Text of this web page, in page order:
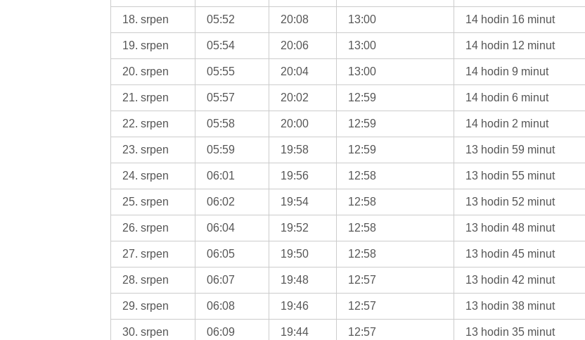
18. srpen 05:52 20:08 13:00 14 hodin 16 minut
19. srpen 05:54 20:06 13:00 14 hodin 12 minut
20. srpen 05:55 20:04 13:00 14 hodin 9 minut
21. srpen 05:57 20:02 12:59 14 hodin 6 minut
22. srpen 05:58 20:00 12:59 14 hodin 2 minut
23. srpen 05:59 19:58 12:59 13 hodin 59 minut
24. srpen 06:01 19:56 12:58 13 hodin 55 minut
25. srpen 06:02 19:54 12:58 13 hodin 52 minut
26. srpen 06:04 19:52 12:58 13 hodin 48 minut
27. srpen 06:05 19:50 12:58 13 hodin 45 minut
28. srpen 06:07 19:48 12:57 13 hodin 42 minut
29. srpen 06:08 19:46 12:57 13 hodin 38 minut
30. srpen 06:09 19:44 12:57 13 hodin 35 minut